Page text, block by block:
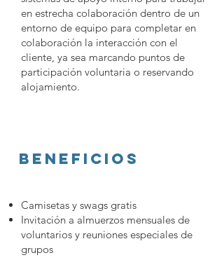
en estrecha colaboración dentro de un
entorno de equipo para completar en
colaboración la interacción con el
cliente, ya sea marcando puntos de
participación voluntaria o reservando
alojamiento.
Beneficios
Camisetas y swags gratis
Invitación a almuerzos mensuales de
voluntarios y reuniones especiales de
grupos